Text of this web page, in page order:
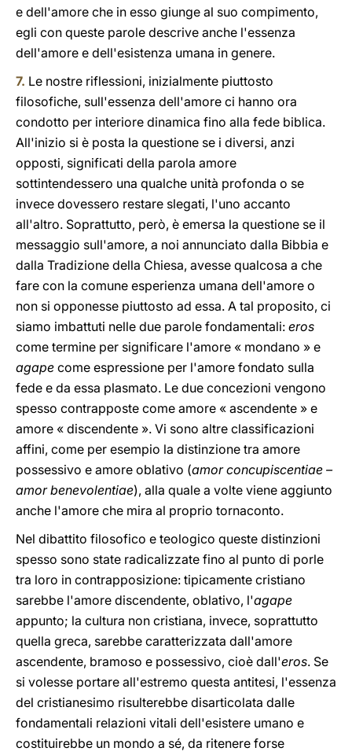
e dell'amore che in esso giunge al suo compimento,
egli con queste parole descrive anche l'essenza
dell'amore e dell'esistenza umana in genere.
7. Le nostre riflessioni, inizialmente piuttosto
filosofiche, sull'essenza dell'amore ci hanno ora
condotto per interiore dinamica fino alla fede biblica.
All'inizio si è posta la questione se i diversi, anzi
opposti, significati della parola amore
sottintendessero una qualche unità profonda o se
invece dovessero restare slegati, l'uno accanto
all'altro. Soprattutto, però, è emersa la questione se il
messaggio sull'amore, a noi annunciato dalla Bibbia e
dalla Tradizione della Chiesa, avesse qualcosa a che
fare con la comune esperienza umana dell'amore o
non si opponesse piuttosto ad essa. A tal proposito, ci
siamo imbattuti nelle due parole fondamentali: eros
come termine per significare l'amore « mondano » e
agape come espressione per l'amore fondato sulla
fede e da essa plasmato. Le due concezioni vengono
spesso contrapposte come amore « ascendente » e
amore « discendente ». Vi sono altre classificazioni
affini, come per esempio la distinzione tra amore
possessivo e amore oblativo (amor concupiscentiae –
amor benevolentiae), alla quale a volte viene aggiunto
anche l'amore che mira al proprio tornaconto.
Nel dibattito filosofico e teologico queste distinzioni
spesso sono state radicalizzate fino al punto di porle
tra loro in contrapposizione: tipicamente cristiano
sarebbe l'amore discendente, oblativo, l'agape
appunto; la cultura non cristiana, invece, soprattutto
quella greca, sarebbe caratterizzata dall'amore
ascendente, bramoso e possessivo, cioè dall'eros. Se
si volesse portare all'estremo questa antitesi, l'essenza
del cristianesimo risulterebbe disarticolata dalle
fondamentali relazioni vitali dell'esistere umano e
costituirebbe un mondo a sé, da ritenere forse